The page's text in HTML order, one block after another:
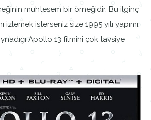
muhteşem bir örneğidir. Bu ilginç
izlemek isterseniz size 1995 yılı yapımı,
Apollo 13 filmini çok tavsiye